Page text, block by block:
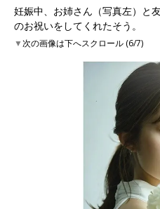
妊娠中、お姉さん（写真左）と
のお祝いをしてくれたそう。
▼次の画像は下へスクロール (6/7)